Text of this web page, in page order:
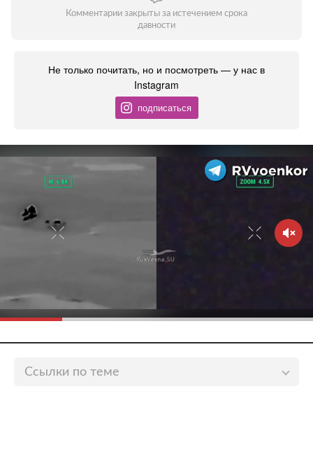
Комментарии закрыты за истечением срока
давности
Не только почитать, но и посмотреть — у нас в
Instagram
подписаться
Ссылки по теме